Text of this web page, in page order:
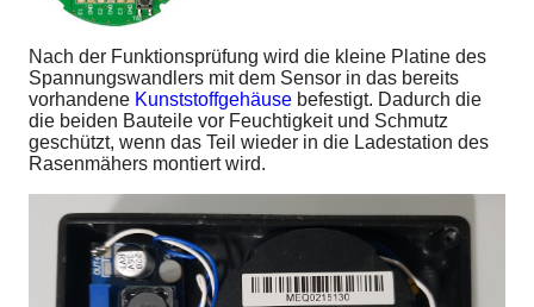
Nach der Funktionsprüfung wird die kleine Platine des
Spannungswandlers mit dem Sensor in das bereits
vorhandene Kunststoffgehäuse befestigt. Dadurch die
die beiden Bauteile vor Feuchtigkeit und Schmutz
geschützt, wenn das Teil wieder in die Ladestation des
Rasenmähers montiert wird.